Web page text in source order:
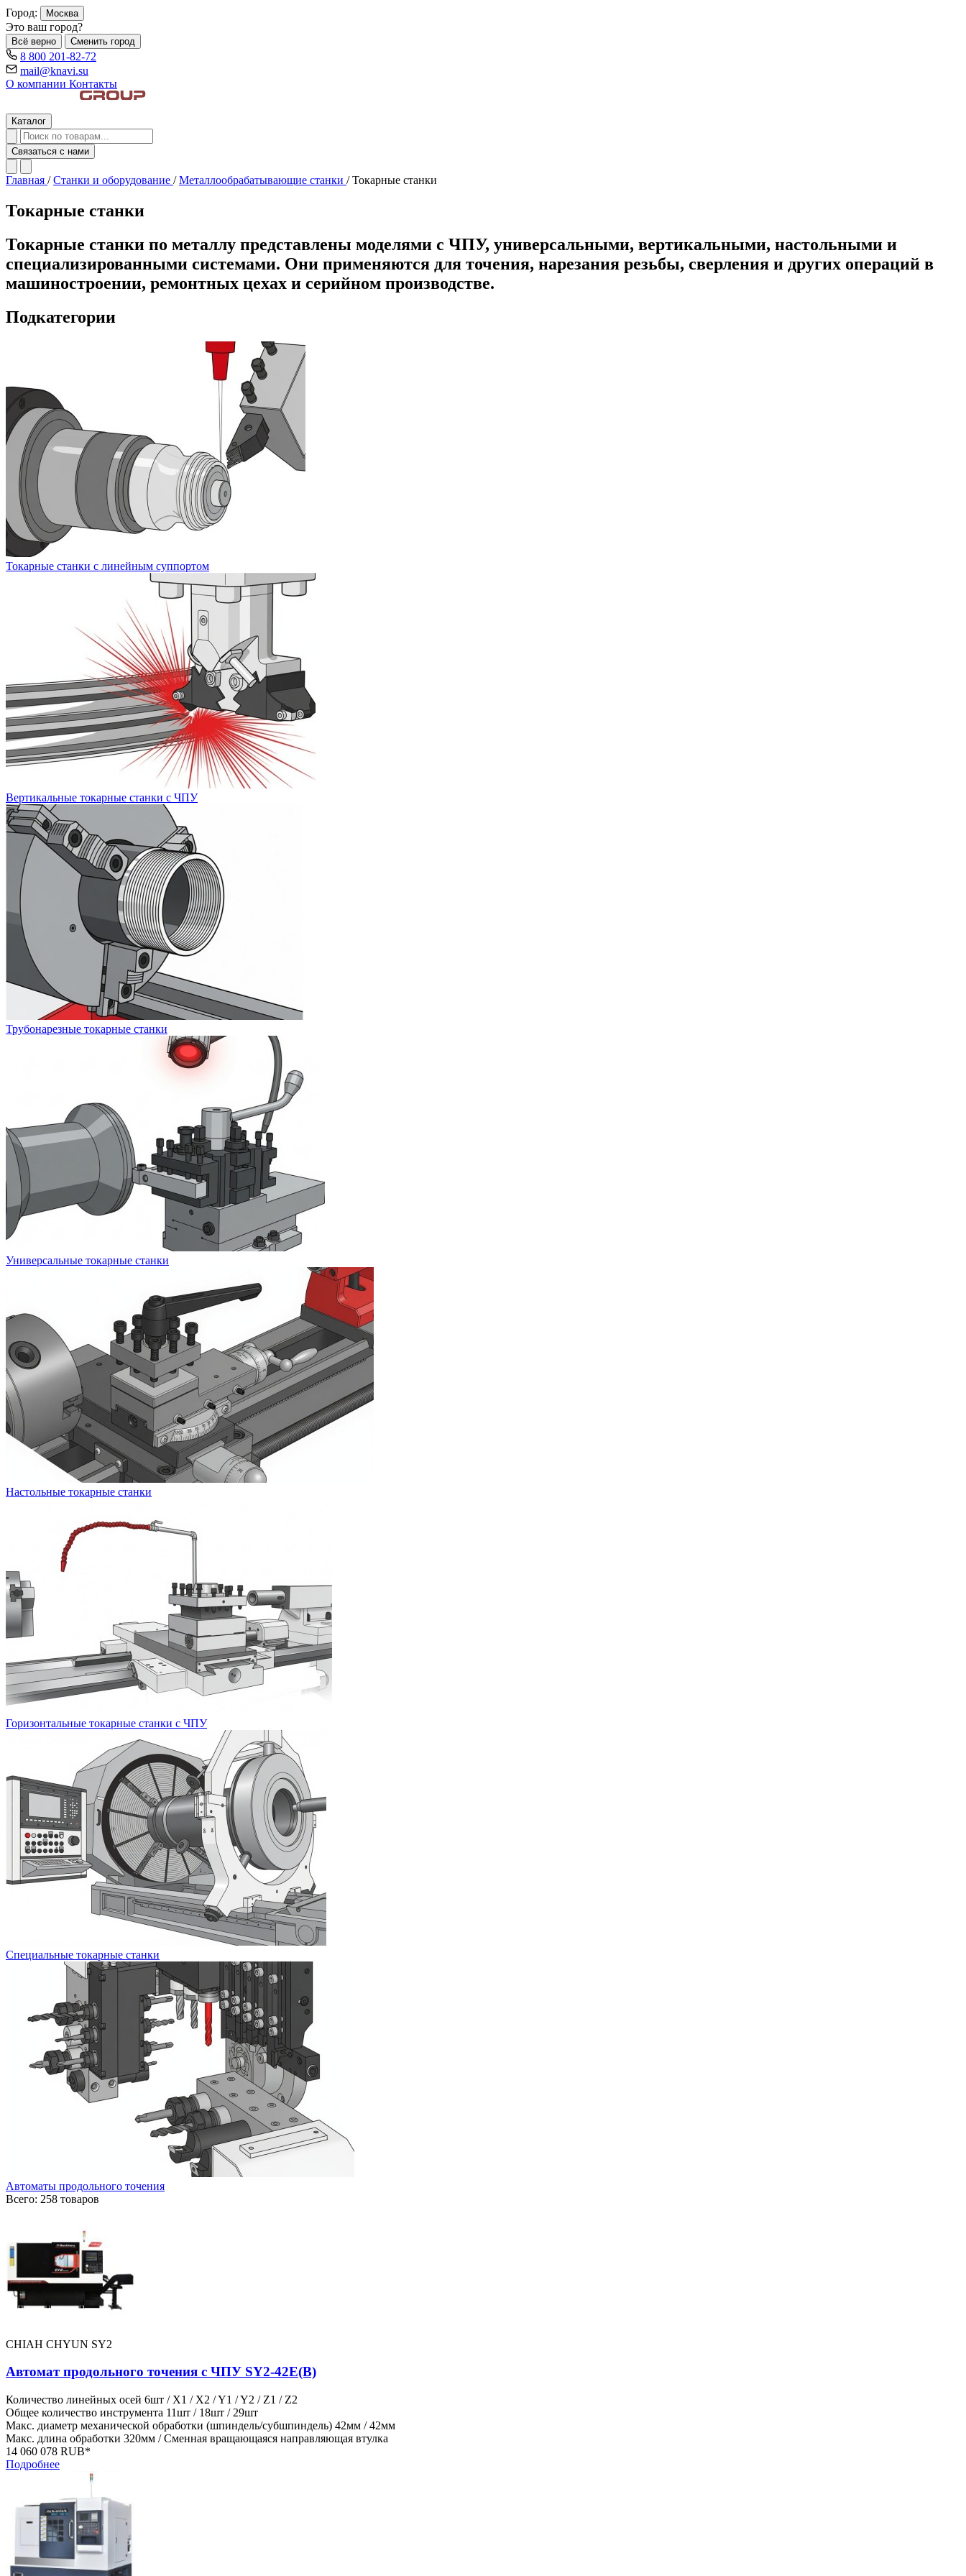
Город: Москва
Это ваш город?
Всё верно Сменить город
8 800 201-82-72
mail@knavi.su
О компании Контакты
Каталог
Связаться с нами
Главная / Станки и оборудование / Металлообрабатывающие станки / Токарные станки
Токарные станки
Токарные станки по металлу представлены моделями с ЧПУ, универсальными, вертикальными, настольными и
специализированными системами. Они применяются для точения, нарезания резьбы, сверления и других операций в
машиностроении, ремонтных цехах и серийном производстве.
Подкатегории
Токарные станки с линейным суппортом
Вертикальные токарные станки с ЧПУ
Трубонарезные токарные станки
Универсальные токарные станки
Настольные токарные станки
Горизонтальные токарные станки с ЧПУ
Специальные токарные станки
Автоматы продольного точения
Всего: 258 товаров
CHIAH CHYUN SY2
Автомат продольного точения с ЧПУ SY2-42E(B)
Количество линейных осей 6шт / X1 / X2 / Y1 / Y2 / Z1 / Z2
Общее количество инструмента 11шт / 18шт / 29шт
Макс. диаметр механической обработки (шпиндель/субшпиндель) 42мм / 42мм
Макс. длина обработки 320мм / Сменная вращающаяся направляющая втулка
14 060 078 RUB*
Подробнее